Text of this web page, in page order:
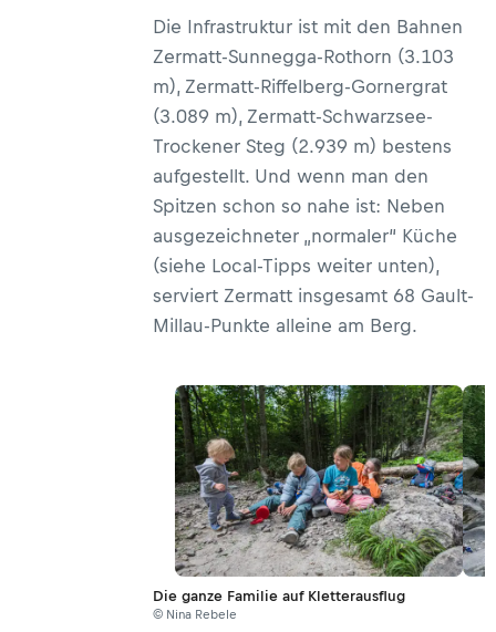
Die Infrastruktur ist mit den Bahnen
Zermatt-Sunnegga-Rothorn (3.103
m), Zermatt-Riffelberg-Gornergrat
(3.089 m), Zermatt-Schwarzsee-
Trockener Steg (2.939 m) bestens
aufgestellt. Und wenn man den
Spitzen schon so nahe ist: Neben
ausgezeichneter „normaler“ Küche
(siehe Local-Tipps weiter unten),
serviert Zermatt insgesamt 68 Gault-
Millau-Punkte alleine am Berg.
Die ganze Familie auf Kletterausflug
© Nina Rebele